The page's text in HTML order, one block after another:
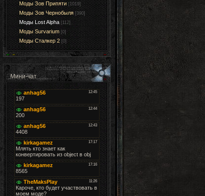
Моды Зов Припяти [1019]
Моды Зов Чернобыля [390]
Моды Lost Alpha [112]
Моды Survarium [0]
Моды Cталкер 2 [0]
Мини-чат